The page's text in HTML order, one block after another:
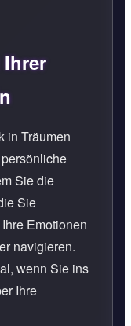
in Träumen
Sie die
Sie
Emotionen
navigieren.
wenn Sie ins
Ihre